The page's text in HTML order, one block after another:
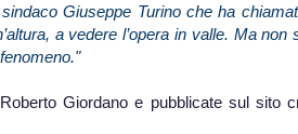
Giuseppe Turino che ha
a vedere l’opera in valle. Ma non
Giordano e pubblicate sul sito